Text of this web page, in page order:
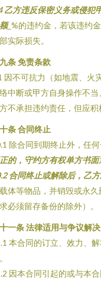
乙方违反保密义务或侵犯
_%的违约金，若该违约
实际损失。
条 免责条款
因不可抗力（如地震、火
中断或甲方自身操作不
不承担违约责任，但应积
条 合同终止
除合同到期终止外，任
的，守约方有权单方书面
合同终止或解除后，乙
体等物品，并销毁或永
必须留存备份的除外）。
一条 法律适用与争议解决
本合同的订立、效力、
因本合同引起的或与本